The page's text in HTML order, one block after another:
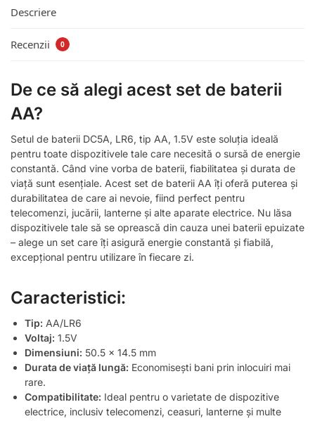
Descriere
Recenzii 0
De ce să alegi acest set de baterii
AA?
Setul de baterii DC5A, LR6, tip AA, 1.5V este soluția ideală
pentru toate dispozitivele tale care necesită o sursă de energie
constantă. Când vine vorba de baterii, fiabilitatea și durata de
viață sunt esențiale. Acest set de baterii AA îți oferă puterea și
durabilitatea de care ai nevoie, fiind perfect pentru
telecomenzi, jucării, lanterne și alte aparate electrice. Nu lăsa
dispozitivele tale să se oprească din cauza unei baterii epuizate
– alege un set care îți asigură energie constantă și fiabilă,
excepțional pentru utilizare în fiecare zi.
Caracteristici:
Tip: AA/LR6
Voltaj: 1.5V
Dimensiuni: 50.5 x 14.5 mm
Durata de viață lungă: Economisești bani prin inlocuiri mai
rare.
Compatibilitate: Ideal pentru o varietate de dispozitive
electrice, inclusiv telecomenzi, ceasuri, lanterne și multe